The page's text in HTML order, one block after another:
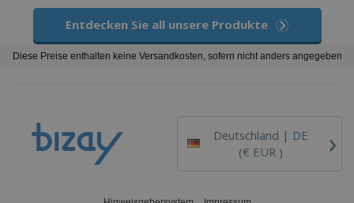
Entdecken Sie all unsere Produkte
Diese Preise enthalten keine Versandkosten, sofern nicht anders angegeben
Deutschland | DE
(€ EUR )
›